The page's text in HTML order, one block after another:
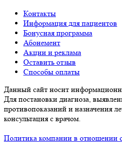
Контакты
Информация для пациентов
Бонусная программа
Абонемент
Акции и реклама
Оставить отзыв
Способы оплаты
Данный сайт носит
Для постановки диагноза,
противопоказаний и назначения
консультация с врачом.
Политика компании в отношении